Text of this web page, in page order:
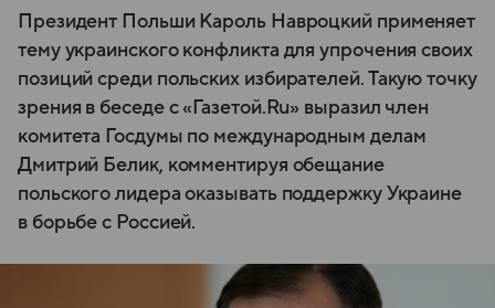
Президент Польши Кароль Навроцкий применяет
тему украинского конфликта для упрочения своих
позиций среди польских избирателей. Такую точку
зрения в беседе с «Газетой.Ru» выразил член
комитета Госдумы по международным делам
Дмитрий Белик, комментируя обещание
польского лидера оказывать поддержку Украине
в борьбе с Россией.